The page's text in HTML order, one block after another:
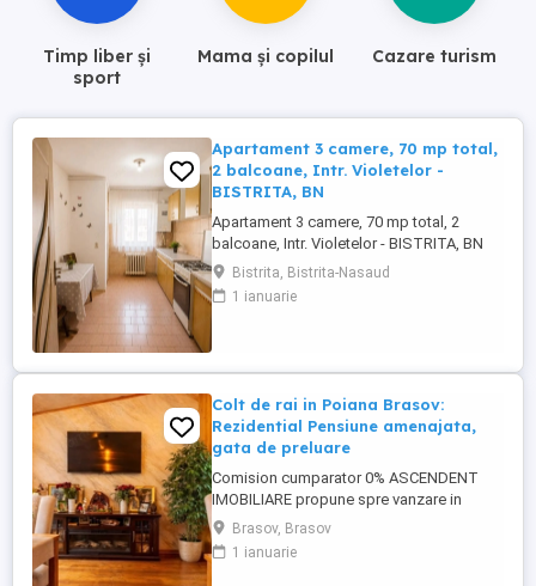
Timp liber și
sport
Mama și copilul Cazare turism
Apartament 3 camere, 70 mp total,
2 balcoane, Intr. Violetelor -
BISTRITA, BN
Apartament 3 camere, 70 mp total, 2
balcoane, Intr. Violetelor - BISTRITA, BN
ALPHA IMOBILIARE BISTRITA va ofera
spre vanzare un apartament cu 3 camere,
situat pe Intrarea Violetelor, intr-o zona
4, intr-un bloc ...
Bistrita, Bistrita-Nasaud
1 ianuarie
Colt de rai in Poiana Brasov:
Rezidential Pensiune amenajata,
gata de preluare
Comision cumparator 0% ASCENDENT
IMOBILIARE propune spre vanzare in
REPREZENTARE IMOBILIARA, o vila tip
pensiune in cea mai mare si moderna
statiune de vacanta din tara, fiind o
Brasov, Brasov
1 ianuarie